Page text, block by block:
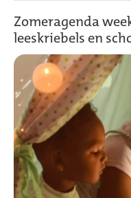
Zomeragenda
leeskriebels en